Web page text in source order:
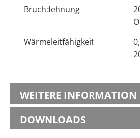
Bruchdehnung
Wärmeleitfähigkeit
WEITERE INFORMATION
DOWNLOADS